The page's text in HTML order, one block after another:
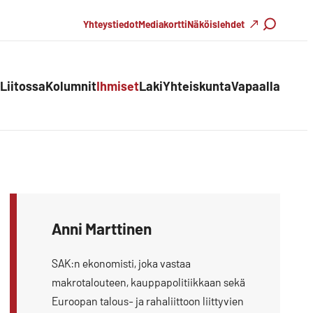
YhteystiedotMediakorttiNäköislehdet
Haku
LiitossaKolumnitIhmisetLakiYhteiskuntaVapaalla
Anni Marttinen
SAK:n ekonomisti, joka vastaa
makrotalouteen, kauppapolitiikkaan sekä
Euroopan talous- ja rahaliittoon liittyvien